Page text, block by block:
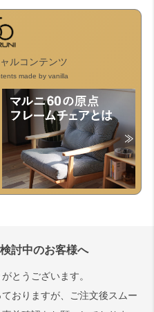
ルコンテンツ
made by vanilla
討中のお客様へ
とうございます。
おりますが、ご注文後スムー